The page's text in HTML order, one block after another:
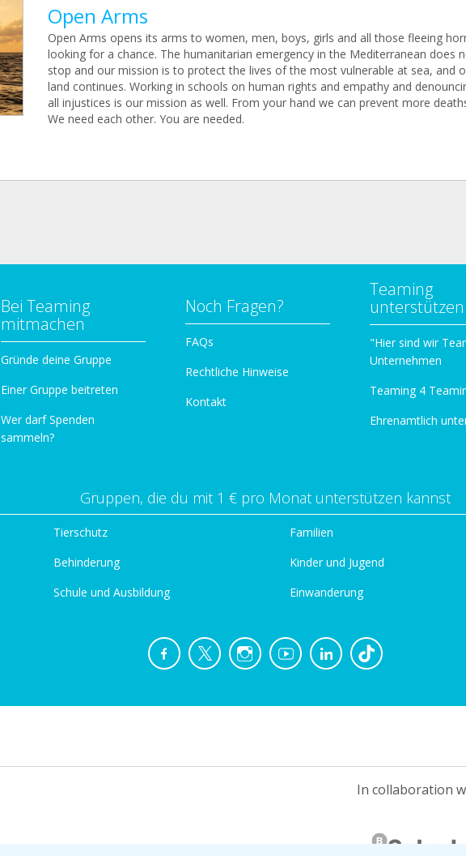
Open Arms
Open Arms opens its arms to women, men, boys, girls and all those fleeing
looking for a chance. The humanitarian emergency in the Mediterranean does
stop and our mission is to protect the lives of the most vulnerable at sea, and
land continues. Working in schools on human rights and empathy and
all injustices is our mission as well. From your hand we can prevent more
We need each other. You are needed.
Bei Teaming
mitmachen
Gründe deine Gruppe
Einer Gruppe beitreten
Wer darf Spenden
sammeln?
Noch Fragen?
FAQs
Rechtliche Hinweise
Kontakt
Teaming
unterstützen
"Hier sind wir
Unternehmen
Teaming 4
Ehrenamtlich
Gruppen, die du mit 1 € pro Monat unterstützen kannst
Tierschutz
Behinderung
Schule und Ausbildung
Familien
Kinder und Jugend
Einwanderung
In collaboration